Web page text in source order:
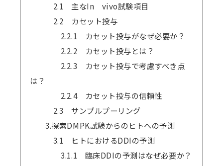
2.1 主なIn vivo試験項目
2.2 カセット投与
2.2.1 カセット投与がなぜ必要か？
2.2.2 カセット投与とは？
2.2.3 カセット投与で考慮すべき点
は？
2.2.4 カセット投与の信頼性
2.3 サンプルプーリング
3.探索DMPK試験からのヒトへの予測
3.1 ヒトにおけるDDIの予測
3.1.1 臨床DDIの予測はなぜ必要か？